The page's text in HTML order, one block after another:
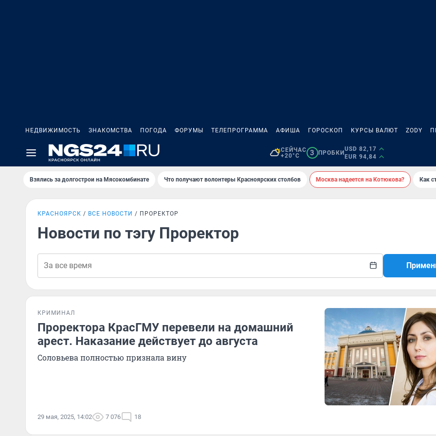
НЕДВИЖИМОСТЬ ЗНАКОМСТВА ПОГОДА ФОРУМЫ ТЕЛЕПРОГРАММА АФИША ГОРОСКОП КУРСЫ ВАЛЮТ ZODY
СЕЙЧАС
+20°C
3 ПРОБКИ
USD 82,17
EUR 94,84
Взялись за долгострои на Мясокомбинате Что получают волонтеры Красноярских столбов Москва надеется на Котюкова? Как
КРАСНОЯРСК ВСЕ НОВОСТИ ПРОРЕКТОР
Новости по тэгу Проректор
КРИМИНАЛ
Проректора КрасГМУ перевели на домашний
арест. Наказание действует до августа
Соловьева полностью признала вину
29 мая, 2025, 14:02 7 076 18